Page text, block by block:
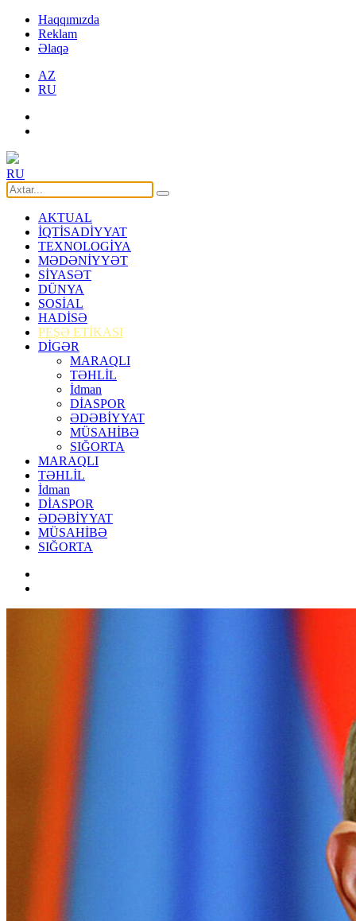
Haqqımızda
Reklam
Əlaqə
AZ
RU
RU
AKTUAL
İQTİSADİYYAT
TEXNOLOGİYA
MƏDƏNİYYƏT
SİYASƏT
DÜNYA
SOSİAL
HADİSƏ
PEŞƏ ETİKASI
DİGƏR
MARAQLI
TƏHLİL
İdman
DİASPOR
ƏDƏBİYYAT
MÜSAHİBƏ
SIĞORTA
MARAQLI
TƏHLİL
İdman
DİASPOR
ƏDƏBİYYAT
MÜSAHİBƏ
SIĞORTA